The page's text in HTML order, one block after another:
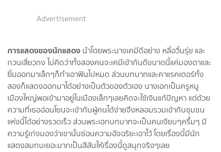
Advertisement
การแสดงของนักแสดง นำโดยพระนางเคมีดีอย่าง หลี่อวิ๋นรุ่ย และ
กวนเสี่ยวถง ไม่คิดว่าทั้งสองคนจะเคมีเข้ากันดีขนาดนี้แค่มองตาและ
ยิ้มออกมาเล็กๆก็ทำเอาฟินไปหมด ส่วนบทบาทและคาแรคเตอร์ทั้ง
สองก็แสดงออกมาได้อย่างเป็นตัวของตัวเอง นางเอกเป็นครูหนู
เมืองใหญ่พอเข้ามาอยู่ในเมืองเล็กๆเลยคิดจะใช้เงินแก้ปัญหา แต่ด้วย
ความที่เธออ่อนโยนจะเข้ากับผู้คนได้ง่ายจึงหลอมรวมเข้ากับชุมชน
แห่งนี้ได้อย่างรวดเร็ว ส่วนพระเอกบทบาทจะเป็นคนเงียบๆครึ้มๆ มี
ความรู้เก่งมองว่าเขานั้นซ่อนความอัจฉริยะเอาไว้ โดยเรื่องนี้มีนัก
แสดงสมทบเยอะมากเป็นสีสันให้เรื่องนี้ดูสนุกจริงๆเลย